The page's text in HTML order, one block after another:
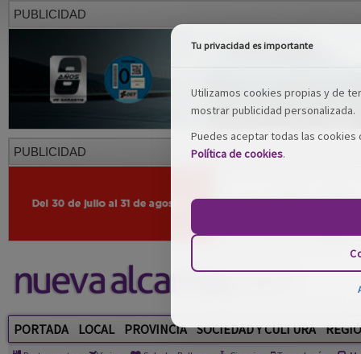
PUBLICIDAD
PUBLICIDAD
PORTADA LOCAL PROVINCIA SOCIEDAD Y CULTURA
Tu privacidad es importante
Utilizamos cookies propias y de
mostrar publicidad personalizada.
Puedes aceptar todas las
Política de cookies.